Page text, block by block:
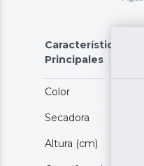
Características
Principales
Color
Secadora
Altura (cm)